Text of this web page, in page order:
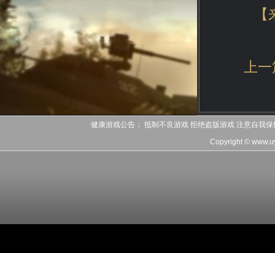
上
健康游戏公告： 抵制不良游戏 拒绝盗版游戏 注意自我
Copyright ©